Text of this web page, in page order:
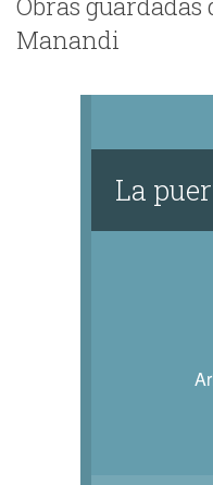
Manandi
La